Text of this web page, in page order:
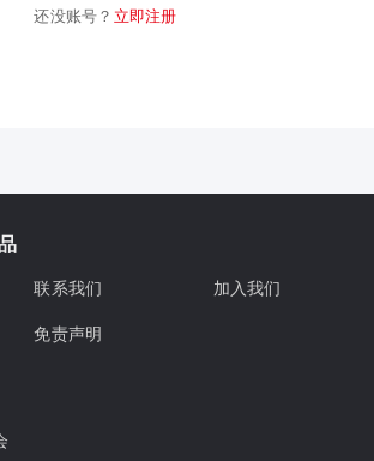
还没账号？ 立即注册
联系我们
加入我们
免责声明